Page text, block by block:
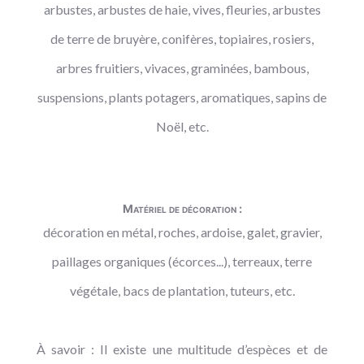
arbustes, arbustes de haie, vives, fleuries, arbustes
de terre de bruyère, conifères, topiaires, rosiers,
arbres fruitiers, vivaces, graminées, bambous,
suspensions, plants potagers, aromatiques, sapins de
Noël, etc.
Matériel de décoration :
décoration en métal, roches, ardoise, galet, gravier,
paillages organiques (écorces...), terreaux, terre
végétale, bacs de plantation, tuteurs, etc.
À savoir : Il existe une multitude d’espèces et de